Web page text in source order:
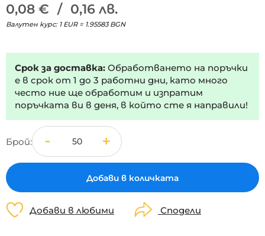
0,08 € / 0,16 лв.
Валутен курс: 1 EUR = 1.95583 BGN
Срок за доставка: Обработването на поръчки
е в срок от 1 до 3 работни дни, като много
често ние ще обработим и изпратим
поръчката ви в деня, в който сте я направили!
Брой
Добави в количката
Добави в любими Сподели